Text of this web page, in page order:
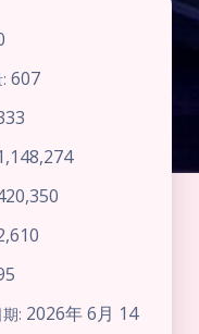
607
: 2026年 6月 14